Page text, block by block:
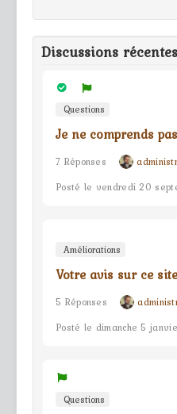
Discussions récentes
Questions
Je ne comprends
7 Réponses
Posté le vendredi 20
Améliorations
Votre avis sur ce site
5 Réponses
Posté le dimanche 5
Questions